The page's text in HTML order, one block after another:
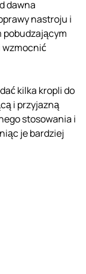
dawna
nastroju i
pobudzającym
wzmocnić
kilka kropli do
i przyjazną
stosowania i
je bardziej